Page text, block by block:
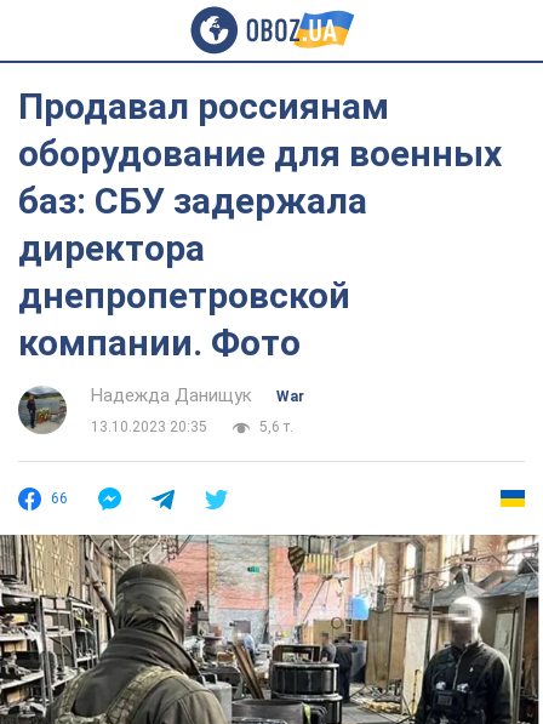
Продавал россиянам
оборудование для военных
баз: СБУ задержала
директора
днепропетровской
компании. Фото
Надежда Данищук
War
13.10.2023 20:35
5,6 т.
66